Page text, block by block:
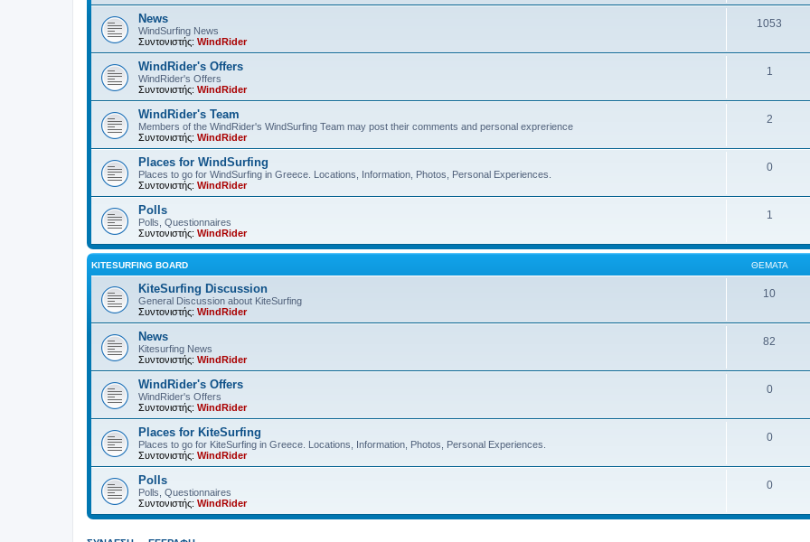
News
WindSurfing News
Συντονιστής: WindRider
1053
WindRider's Offers
WindRider's Offers
Συντονιστής: WindRider
1
WindRider's Team
Members of the WindRider's WindSurfing Team may post their comments and personal exprerience
Συντονιστής: WindRider
2
Places for WindSurfing
Places to go for WindSurfing in Greece. Locations, Information, Photos, Personal Experiences.
Συντονιστής: WindRider
0
Polls
Polls, Questionnaires
Συντονιστής: WindRider
1
KITESURFING BOARD ΘΈΜΑΤΑ
KiteSurfing Discussion
General Discussion about KiteSurfing
Συντονιστής: WindRider
10
News
Kitesurfing News
Συντονιστής: WindRider
82
WindRider's Offers
WindRider's Offers
Συντονιστής: WindRider
0
Places for KiteSurfing
Places to go for KiteSurfing in Greece. Locations, Information, Photos, Personal Experiences.
Συντονιστής: WindRider
0
Polls
Polls, Questionnaires
Συντονιστής: WindRider
0